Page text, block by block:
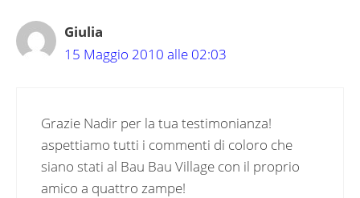
Giulia
15 Maggio 2010 alle 02:03
Grazie Nadir per la tua testimonianza!
aspettiamo tutti i commenti di coloro che
siano stati al Bau Bau Village con il proprio
amico a quattro zampe!